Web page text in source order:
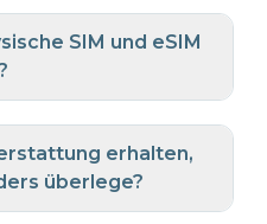
SIM und eSIM
erhalten,
überlege?